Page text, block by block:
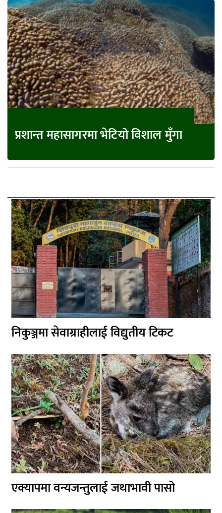
प्रशान्त महासागरमा भेटियो विशाल मुँगा
निकुञ्जमा सेवाग्राहीलाई विद्युतीय टिकट
एक्यापमा वन्यजन्तुलाई जथाभावी पासो